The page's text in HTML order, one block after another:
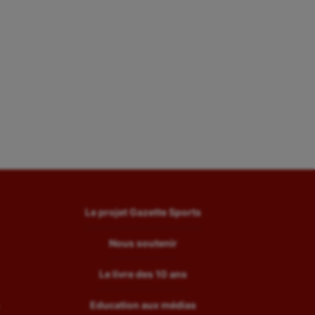
Le projet Gazette Sports
Nous soutenir
Le livre des 10 ans
Education aux médias